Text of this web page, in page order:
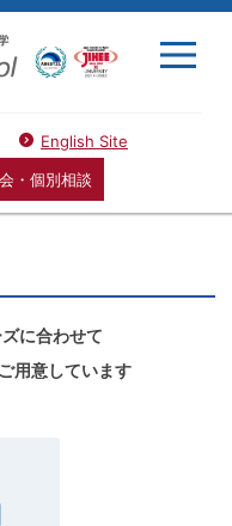
English Site
・個別相談
に合わせて
用意しています